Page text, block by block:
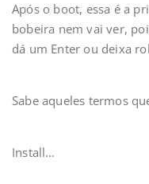
Após o boot, essa é a
bobeira nem vai ver,
dá um Enter ou deixa
Sabe aqueles termos
Install…